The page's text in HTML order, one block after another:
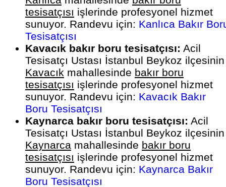
tesisatçısı işlerinde profesyonel hizmet
sunuyor. Randevu için: Kanlıca Bakır
Tesisatçısı
Kavacık bakır boru tesisatçısı: Acil
Tesisatçı Ustası İstanbul Beykoz ilçesinin
Kavacık mahallesinde bakır boru
tesisatçısı işlerinde profesyonel hizmet
sunuyor. Randevu için: Kavacık Bakır
Boru Tesisatçısı
Kaynarca bakır boru tesisatçısı: Acil
Tesisatçı Ustası İstanbul Beykoz ilçesinin
Kaynarca mahallesinde bakır boru
tesisatçısı işlerinde profesyonel hizmet
sunuyor. Randevu için: Kaynarca Bakır
Boru Tesisatçısı